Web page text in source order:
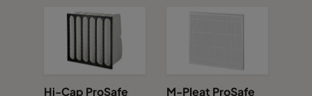
Hi-Cap ProSafe M-Pleat ProSafe